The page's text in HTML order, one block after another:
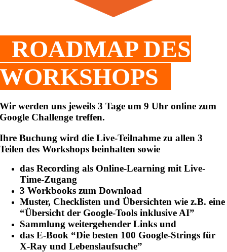
ROADMAP DES
WORKSHOPS
Wir werden uns jeweils 3 Tage um 9 Uhr online zum
Google Challenge treffen.
Ihre Buchung wird die Live-Teilnahme zu allen 3
Teilen des Workshops beinhalten sowie
das Recording als Online-Learning mit Live-
Time-Zugang
3 Workbooks zum Download
Muster, Checklisten und Übersichten wie z.B. eine
“Übersicht der Google-Tools inklusive AI”
Sammlung weitergehender Links und
das E-Book “Die besten 100 Google-Strings für
X-Ray und Lebenslaufsuche”